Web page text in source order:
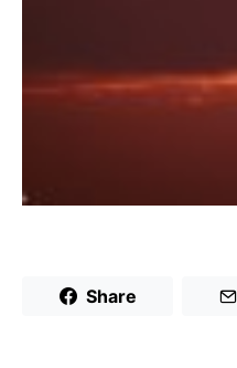
Share